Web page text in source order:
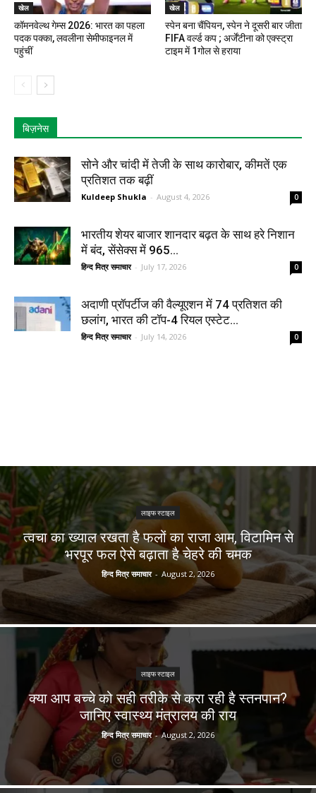
खेल
कॉमनवेल्थ गेम्स 2026: भारत का पहला
पदक पक्का, लवलीना सेमीफाइनल में
पहुंचीं
खेल
स्पेन बना चैंपियन, स्पेन ने दूसरी बार जीता
FIFA वर्ल्ड कप ; अर्जेंटीना को एक्स्ट्रा
टाइम में 1गोल से हराया
बिज़नेस
सोने और चांदी में तेजी के साथ कारोबार, कीमतें एक
प्रतिशत तक बढ़ीं
Kuldeep Shukla - August 4, 2026 0
भारतीय शेयर बाजार शानदार बढ़त के साथ हरे निशान
में बंद, सेंसेक्स में 965...
हिन्द मित्र समाचार - July 17, 2026 0
अदाणी प्रॉपर्टीज की वैल्यूएशन में 74 प्रतिशत की
छलांग, भारत की टॉप-4 रियल एस्टेट...
हिन्द मित्र समाचार - July 14, 2026 0
लाइफ स्टाइल
त्वचा का ख्याल रखता है फलों का राजा आम, विटामिन से
भरपूर फल ऐसे बढ़ाता है चेहरे की चमक
हिन्द मित्र समाचार - August 2, 2026
लाइफ स्टाइल
क्या आप बच्चे को सही तरीके से करा रही है स्तनपान?
जानिए स्वास्थ्य मंत्रालय की राय
हिन्द मित्र समाचार - August 2, 2026